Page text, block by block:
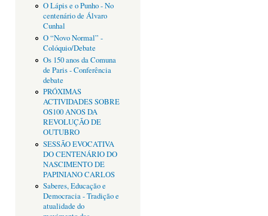
O Lápis e o Punho - No
centenário de Álvaro
Cunhal
O “Novo Normal” -
Colóquio/Debate
Os 150 anos da Comuna
de Paris - Conferência
debate
PRÓXIMAS
ACTIVIDADES SOBRE
OS100 ANOS DA
REVOLUÇÃO DE
OUTUBRO
SESSÃO EVOCATIVA
DO CENTENÁRIO DO
NASCIMENTO DE
PAPINIANO CARLOS
Saberes, Educação e
Democracia - Tradição e
atualidade do